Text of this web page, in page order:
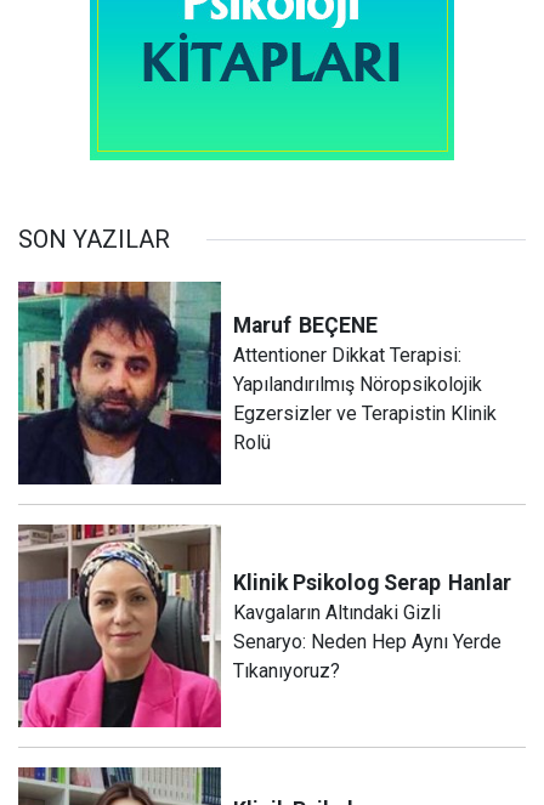
SON YAZILAR
Maruf BEÇENE
Attentioner Dikkat Terapisi:
Yapılandırılmış Nöropsikolojik
Egzersizler ve Terapistin Klinik
Rolü
Klinik Psikolog Serap Hanlar
Kavgaların Altındaki Gizli
Senaryo: Neden Hep Aynı Yerde
Tıkanıyoruz?